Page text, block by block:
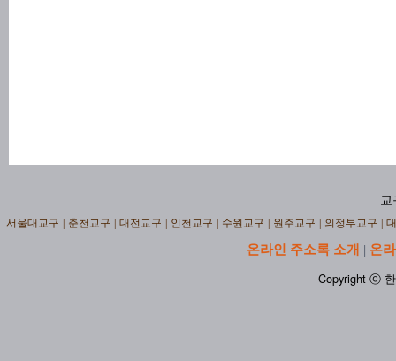
교
서울대교구 춘천교구 대전교구 인천교구 수원교구 원주교구 의정부교구
온라인 주소록 소개 | 온
Copyright ⓒ